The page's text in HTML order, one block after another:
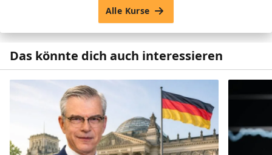
Alle Kurse
Das könnte dich auch interessieren